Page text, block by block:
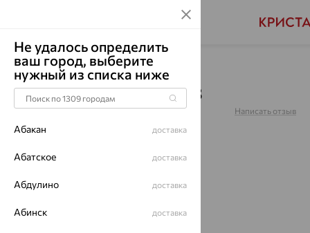
Главная Каталог Браслеты декоративные
Браслет, золото, 051203
Артикул:051203 Написать отзыв
Не удалось определить
ваш город, выберите
нужный из списка ниже
Абакан доставка
Абатское доставка
Абдулино доставка
Абинск доставка